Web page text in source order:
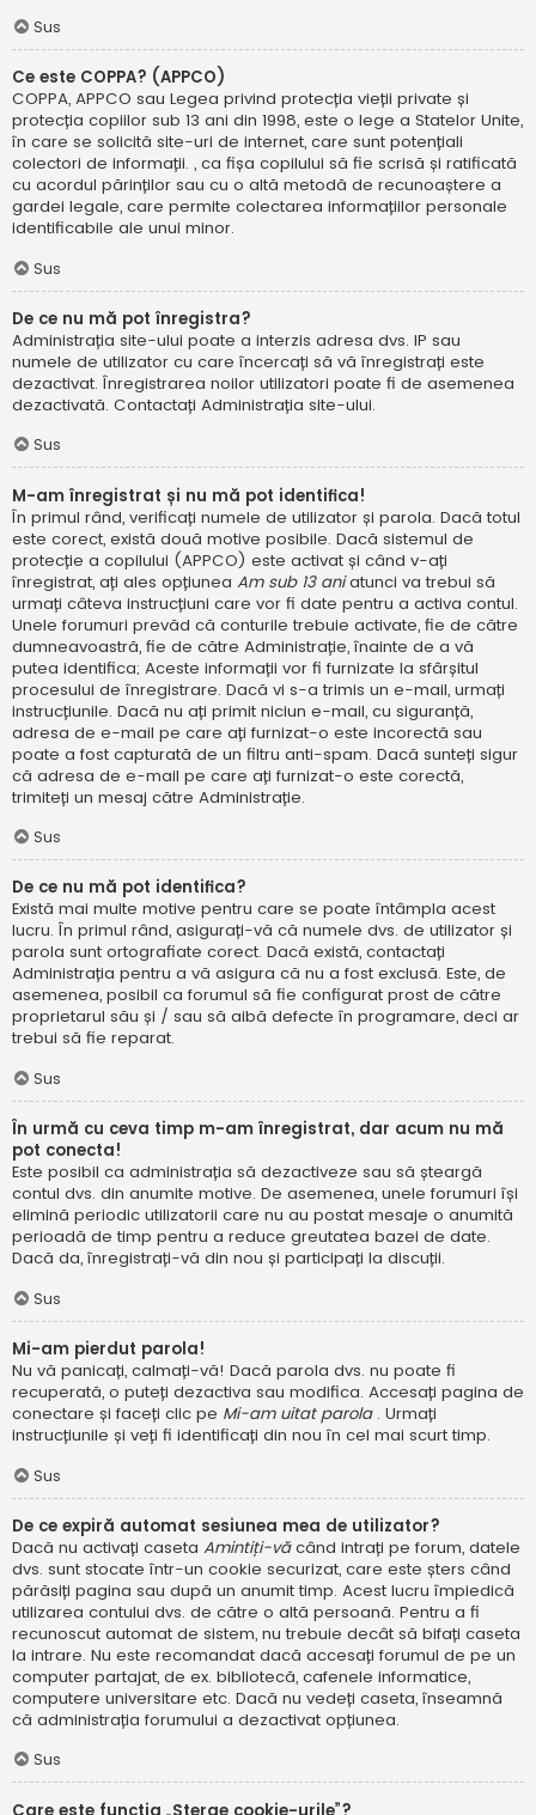
Sus
Ce este COPPA? (APPCO)
COPPA, APPCO sau Legea privind protecția vieții private și
protecția copiilor sub 13 ani din 1998, este o lege a Statelor Unite,
în care se solicită site-uri de internet, care sunt potențiali
colectori de informații. , ca fișa copilului să fie scrisă și ratificată
cu acordul părinților sau cu o altă metodă de recunoaștere a
gardei legale, care permite colectarea informațiilor personale
identificabile ale unui minor.
Sus
De ce nu mă pot înregistra?
Administrația site-ului poate a interzis adresa dvs. IP sau
numele de utilizator cu care încercați să vă înregistrați este
dezactivat. Înregistrarea noilor utilizatori poate fi de asemenea
dezactivată. Contactați Administrația site-ului.
Sus
M-am înregistrat și nu mă pot identifica!
În primul rând, verificați numele de utilizator și parola. Dacă totul
este corect, există două motive posibile. Dacă sistemul de
protecție a copilului (APPCO) este activat și când v-ați
înregistrat, ați ales opțiunea Am sub 13 aniatunci va trebui să
urmați câteva instrucțiuni care vor fi date pentru a activa contul.
Unele forumuri prevăd că conturile trebuie activate, fie de către
dumneavoastră, fie de către Administrație, înainte de a vă
putea identifica; Aceste informații vor fi furnizate la sfârșitul
procesului de înregistrare. Dacă vi s-a trimis un e-mail, urmați
instrucțiunile. Dacă nu ați primit niciun e-mail, cu siguranță,
adresa de e-mail pe care ați furnizat-o este incorectă sau
poate a fost capturată de un filtru anti-spam. Dacă sunteți sigur
că adresa de e-mail pe care ați furnizat-o este corectă,
trimiteți un mesaj către Administrație.
Sus
De ce nu mă pot identifica?
Există mai multe motive pentru care se poate întâmpla acest
lucru. În primul rând, asigurați-vă că numele dvs. de utilizator și
parola sunt ortografiate corect. Dacă există, contactați
Administrația pentru a vă asigura că nu a fost exclusă. Este, de
asemenea, posibil ca forumul să fie configurat prost de către
proprietarul său și / sau să aibă defecte în programare, deci ar
trebui să fie reparat.
Sus
În urmă cu ceva timp m-am înregistrat, dar acum nu mă
pot conecta!
Este posibil ca administrația să dezactiveze sau să șteargă
contul dvs. din anumite motive. De asemenea, unele forumuri își
elimină periodic utilizatorii care nu au postat mesaje o anumită
perioadă de timp pentru a reduce greutatea bazei de date.
Dacă da, înregistrați-vă din nou și participați la discuții.
Sus
Mi-am pierdut parola!
Nu vă panicați, calmați-vă! Dacă parola dvs. nu poate fi
recuperată, o puteți dezactiva sau modifica. Accesați pagina de
conectare și faceți clic pe Mi-am uitat parola . Urmați
instrucțiunile și veți fi identificați din nou în cel mai scurt timp.
Sus
De ce expiră automat sesiunea mea de utilizator?
Dacă nu activați caseta Amintiți-văcând intrați pe forum, datele
dvs. sunt stocate într-un cookie securizat, care este șters când
părăsiți pagina sau după un anumit timp. Acest lucru împiedică
utilizarea contului dvs. de către o altă persoană. Pentru a fi
recunoscut automat de sistem, nu trebuie decât să bifați caseta
la intrare. Nu este recomandat dacă accesați forumul de pe un
computer partajat, de ex. bibliotecă, cafenele informatice,
computere universitare etc. Dacă nu vedeți caseta, înseamnă
că administrația forumului a dezactivat opțiunea.
Sus
Care este funcția „Șterge cookie-urile”?